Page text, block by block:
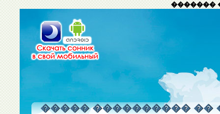
�������
����� ���������� ��